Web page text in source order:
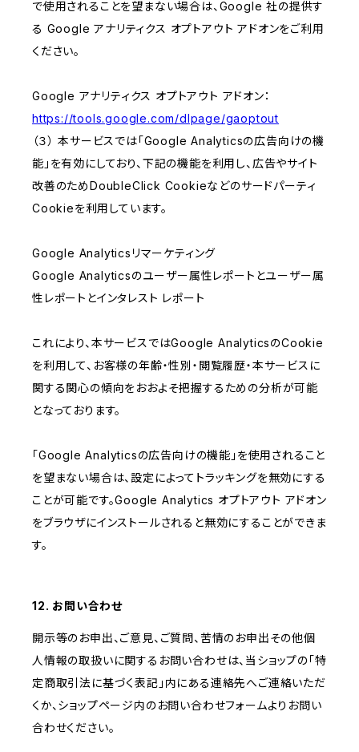
で使用されることを望まない場合は、Google 社の提供す
る Google アナリティクス オプトアウト アドオンをご利用
ください。
Google アナリティクス オプトアウト アドオン：
https://tools.google.com/dlpage/gaoptout
（３） 本サービスでは「Google Analyticsの広告向けの機
能」を有効にしており、下記の機能を利用し、広告やサイト
改善のためDoubleClick Cookieなどのサードパーティ
Cookieを利用しています。
Google Analyticsリマーケティング
Google Analyticsのユーザー属性レポートとユーザー属
性レポートとインタレスト レポート
これにより、本サービスではGoogle AnalyticsのCookie
を利用して、お客様の年齢・性別・閲覧履歴・本サービスに
関する関心の傾向をおおよそ把握するための分析が可能
となっております。
「Google Analyticsの広告向けの機能」を使用されること
を望まない場合は、設定によってトラッキングを無効にする
ことが可能です。Google Analytics オプトアウト アドオン
をブラウザにインストールされると無効にすることができま
す。
12. お問い合わせ
開示等のお申出、ご意見、ご質問、苦情のお申出その他個
人情報の取扱いに関するお問い合わせは、当ショップの「特
定商取引法に基づく表記」内にある連絡先へご連絡いただ
くか、ショップページ内のお問い合わせフォームよりお問い
合わせください。